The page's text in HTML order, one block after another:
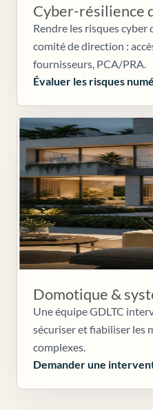
Cyber-résilience
Rendre les risques cyber
comité de direction :
fournisseurs, PCA/PRA.
Évaluer les risques
Domotique &
Une équipe GDLTC
sécuriser et fiabiliser les
complexes.
Demander une